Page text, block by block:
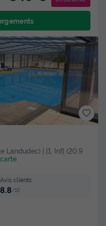
Landudec) | [1, Inf[ (20,9
Avis clients
8.8/10